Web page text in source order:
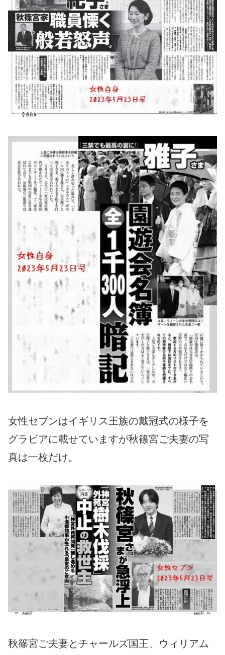
女性セブンはイギリス王族の戴冠式の様子を
グラビアに載せていますが秋篠宮ご夫妻の写
真は一枚だけ。
秋篠宮ご夫妻とチャールズ国王、ウィリアム